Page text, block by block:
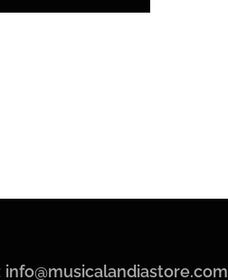
info@musicalandiastore.com